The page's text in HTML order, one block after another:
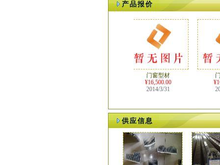
产品报价
门窗型材
¥16,500.00
2014/3/31
门
供应信息